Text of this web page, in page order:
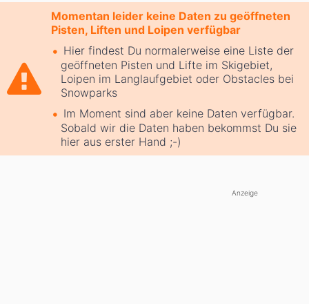
Momentan leider keine Daten zu geöffneten
Pisten, Liften und Loipen verfügbar
Hier findest Du normalerweise eine Liste der
geöffneten Pisten und Lifte im Skigebiet,
Loipen im Langlaufgebiet oder Obstacles bei
Snowparks
Im Moment sind aber keine Daten verfügbar.
Sobald wir die Daten haben bekommst Du sie
hier aus erster Hand ;-)
Anzeige